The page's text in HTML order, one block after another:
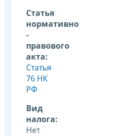
Статья
нормативно
-
правового
акта:
Статья
76 НК
РФ
Вид
налога:
Нет